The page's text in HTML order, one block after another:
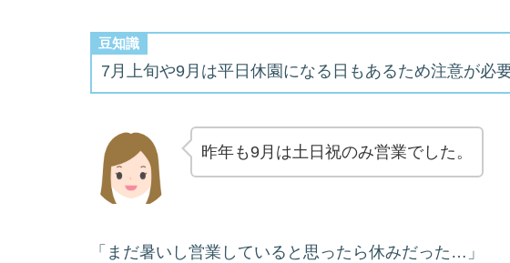
豆知識
7月上旬や9月は平日休園になる日もあるため注意が必要
昨年も9月は土日祝のみ営業でした。
「まだ暑いし営業していると思ったら休みだった…」